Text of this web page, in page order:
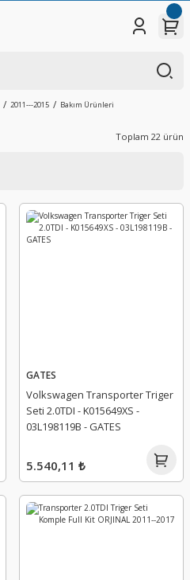
2011---2015 Bakım Ürünleri
Toplam 22 ürün
GATES
Volkswagen Transporter Triger
Seti 2.0TDI - K015649XS -
03L198119B - GATES
5.540,11 ₺